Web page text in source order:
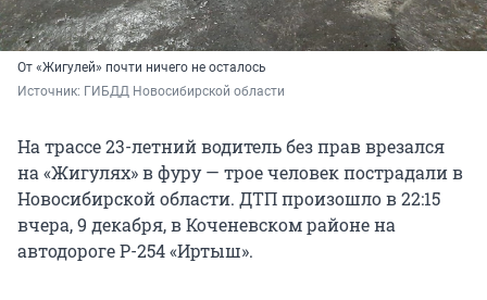
От «Жигулей» почти ничего не осталось
Источник: ГИБДД Новосибирской области
На трассе 23-летний водитель без прав врезался
на «Жигулях» в фуру — трое человек пострадали в
Новосибирской области. ДТП произошло в 22:15
вчера, 9 декабря, в Коченевском районе на
автодороге Р-254 «Иртыш».